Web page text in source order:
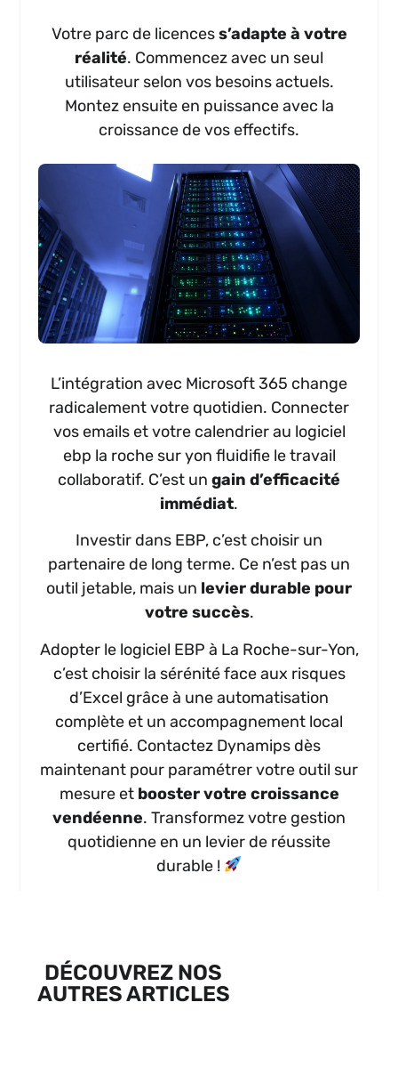
Votre parc de licencess’adapte à votre
réalité. Commencez avec un seul
utilisateur selon vos besoins actuels.
Montez ensuite en puissance avec la
croissance de vos effectifs.
L’intégration avec Microsoft 365 change
radicalement votre quotidien. Connecter
vos emails et votre calendrier au logiciel
ebp la roche sur yon fluidifie le travail
collaboratif. C’est un gain d’efficacité
immédiat.
Investir dans EBP, c’est choisir un
partenaire de long terme. Ce n’est pas un
outil jetable, mais un levier durable pour
votre succès.
Adopter le logiciel EBP à La Roche-sur-Yon,
c’est choisir la sérénité face aux risques
d’Excel grâce à une automatisation
complète et un accompagnement local
certifié. Contactez Dynamips dès
maintenant pour paramétrer votre outil sur
mesure et booster votre croissance
vendéenne. Transformez votre gestion
quotidienne en un levier de réussite
durable !
DÉCOUVREZ NOS
AUTRES ARTICLES